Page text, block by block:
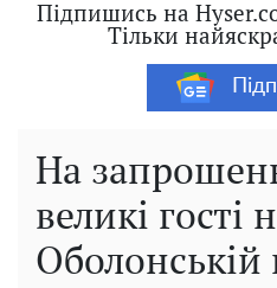
Підпишись на
Тільки
На
великі гості
Оболонській